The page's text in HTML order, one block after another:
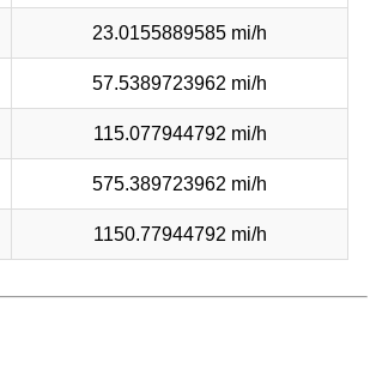
23.0155889585 mi/h
57.5389723962 mi/h
115.077944792 mi/h
575.389723962 mi/h
1150.77944792 mi/h